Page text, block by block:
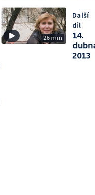
26 min
Další
díl
14.
2013